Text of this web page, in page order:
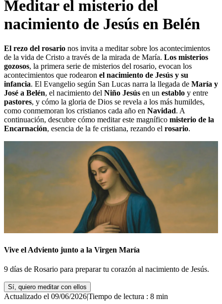
Meditar el misterio del
nacimiento de Jesús en Belén
El rezo del rosario nos invita a meditar sobre los acontecimientos
de la vida de Cristo a través de la mirada de María. Los misterios
gozosos, la primera serie de misterios del rosario, evocan los
acontecimientos que rodearon el nacimiento de Jesús y su
infancia. El Evangelio según San Lucas narra la llegada de María y
José a Belén, el nacimiento del Niño Jesús en un establo y entre
pastores, y cómo la gloria de Dios se revela a los más humildes,
como conmemoran los cristianos cada año en Navidad. A
continuación, descubre cómo meditar este magnífico misterio de la
Encarnación, esencia de la fe cristiana, rezando el rosario.
Vive el Adviento junto a la Virgen María
9 días de Rosario para preparar tu corazón al nacimiento de Jesús.
Sí, quiero meditar con ellos
Actualizado el 09/06/2026|Tiempo de lectura : 8 min